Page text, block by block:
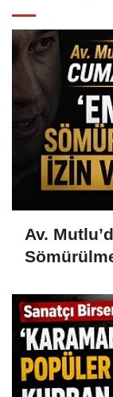
Av.